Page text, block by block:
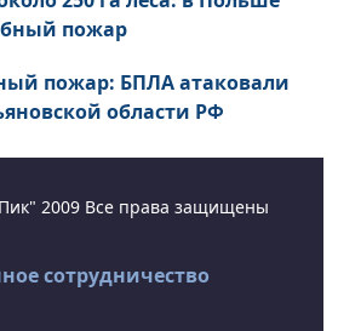
пожар
пожар: БПЛА атаковали
области РФ
2009 Все права защищены
сотрудничество